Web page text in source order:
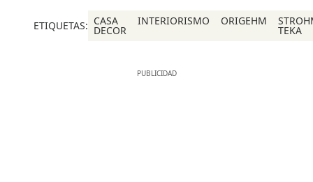
ETIQUETAS: CASA
DECOR
INTERIORISMO ORIGEHM
TEKA